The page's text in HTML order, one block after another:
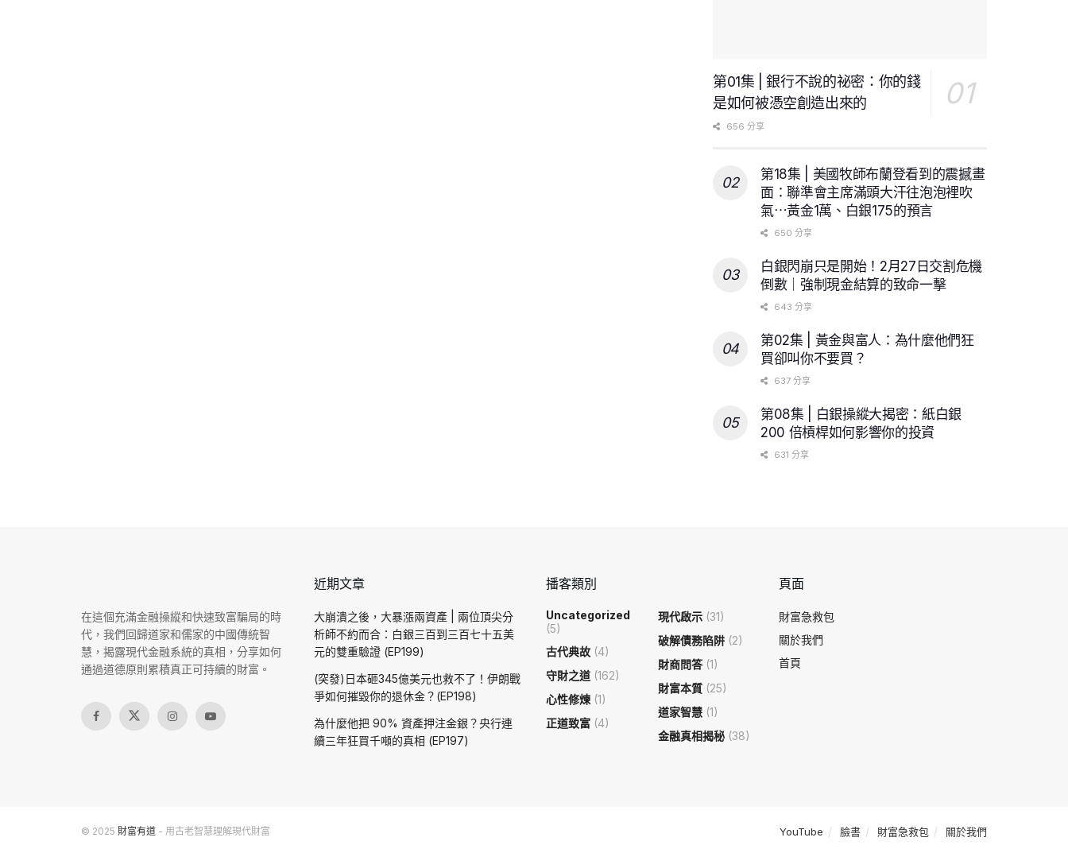
第01集 | 銀行不說的祕密：你的錢
是如何被憑空創造出來的
656 分享
第18集 | 美國牧師布蘭登看到的震撼畫
面：聯準會主席滿頭大汗往泡泡裡吹
氣⋯黃金1萬、白銀175的預言
650 分享
白銀閃崩只是開始！2月27日交割危機
倒數｜強制現金結算的致命一擊
643 分享
第02集 | 黃金與富人：為什麼他們狂
買卻叫你不要買？
637 分享
第08集 | 白銀操縱大揭密：紙白銀
200 倍槓桿如何影響你的投資
631 分享
在這個充滿金融操縱和快速致富騙局的時
代，我們回歸道家和儒家的中國傳統智
慧，揭露現代金融系統的真相，分享如何
通過道德原則累積真正可持續的財富。
近期文章
大崩潰之後，大暴漲兩資產 | 兩位頂尖分
析師不約而合：白銀三百到三百七十五美
元的雙重驗證 (EP199)
(突發)日本砸345億美元也救不了！伊朗戰
爭如何摧毀你的退休金？(EP198)
為什麼他把 90% 資產押注金銀？央行連
續三年狂買千噸的真相 (EP197)
播客類別
Uncategorized
(5)
古代典故 (4)
守財之道 (162)
心性修煉 (1)
正道致富 (4)
現代啟示 (31)
破解債務陷阱 (2)
財商問答(1)
財富本質 (25)
道家智慧 (1)
金融真相揭秘 (38)
頁面
財富急救包
關於我們
首頁
YouTube 臉書 財富急救包 關於我們
© 2025 財富有道 - 用古老智慧理解現代財富